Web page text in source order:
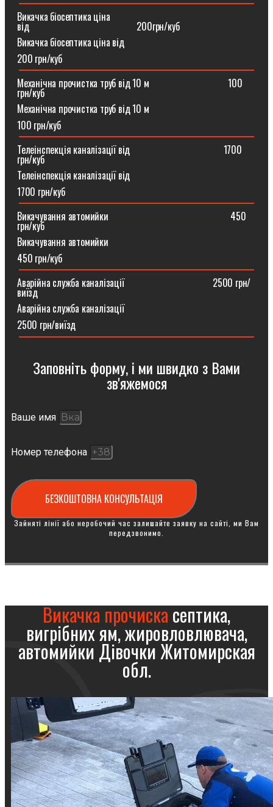
Викачка біосептика ціна
від⠀⠀⠀⠀⠀⠀⠀⠀⠀⠀⠀⠀⠀⠀⠀200грн/куб
Викачка біосептика ціна від
200 грн/куб
Механічна прочистка труб від 10 м⠀⠀⠀⠀⠀⠀⠀⠀⠀⠀⠀100
грн/куб
Механічна прочистка труб від 10 м
100 грн/куб
Телеінспекція каналізації від⠀⠀⠀⠀⠀⠀⠀⠀⠀⠀⠀⠀⠀1700
грн/куб
Телеінспекція каналізації від
1700 грн/куб
Викачування автомийки⠀⠀⠀⠀⠀⠀⠀⠀⠀⠀⠀⠀⠀⠀⠀⠀⠀450
грн/куб
Викачування автомийки
450 грн/куб
Аварійна служба каналізації ⠀⠀⠀⠀⠀⠀⠀⠀⠀⠀⠀⠀2500 грн/
виїзд
Аварійна служба каналізації
2500 грн/виїзд
Заповніть форму, і ми швидко з Вами
зв'яжемося
Ваше имя
Номер телефона
БЕЗКОШТОВНА КОНСУЛЬТАЦІЯ
Зайняті лінії або неробочий час залишайте заявку на сайті, ми Вам
передзвонимо.
Викачка прочискасептика,
вигрібних ям, жировловлювача,
автомийки Дівочки Житомирская
обл.